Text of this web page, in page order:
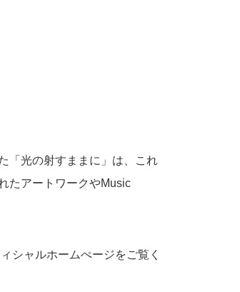
「光の射すままに」は、これ
たアートワークやMusic
シャルホームぺージをご覧く